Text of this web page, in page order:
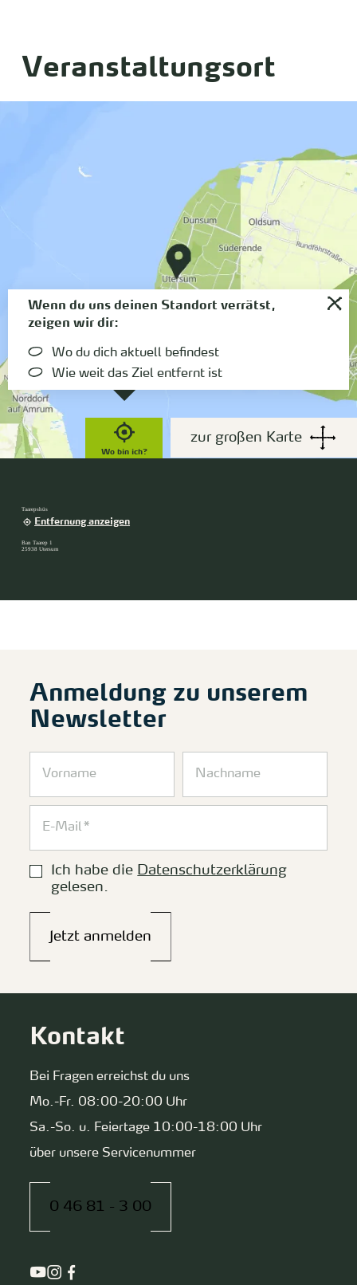
Veranstaltungsort
Wo bin ich?
Wenn du uns deinen Standort verrätst,
zeigen wir dir:
Wo du dich aktuell befindest
Wie weit das Ziel entfernt ist
zur großen Karte
Taarepshüs
Entfernung anzeigen
Ban Taarep 1
25938 Utersum
Anmeldung zu unserem
Newsletter
Ich habe die Datenschutzerklärung
gelesen.
Jetzt anmelden
Kontakt
Bei Fragen erreichst du uns
Mo.-Fr. 08:00-20:00 Uhr
Sa.-So. u. Feiertage 10:00-18:00 Uhr
über unsere Servicenummer
0 46 81 - 3 00